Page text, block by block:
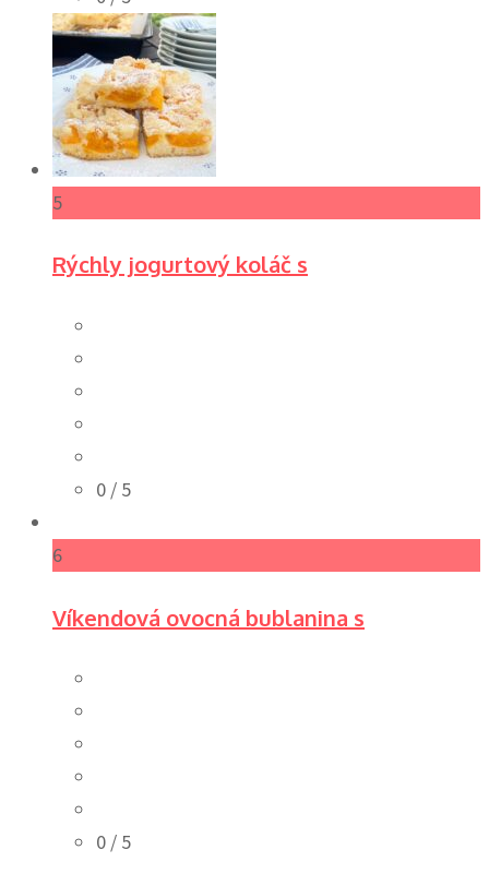
5
Rýchly jogurtový koláč s
0 / 5
6
Víkendová ovocná bublanina s
0 / 5